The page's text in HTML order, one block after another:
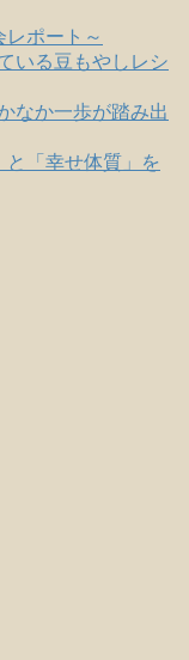
ポート～
いる豆もやしレシ
なか一歩が踏み出
と「幸せ体質」を